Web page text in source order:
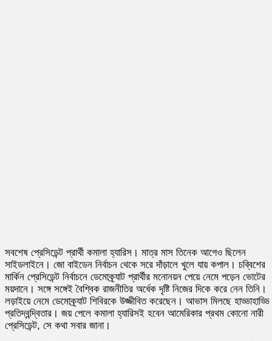
সবশেষ প্রেসিডেন্ট প্রার্থী কমালা হ্যারিস। মাত্র মাস তিনেক আগেও ছিলেন
সাইডলাইনে। জো বাইডেন নির্বাচন থেকে সরে দাঁড়ালে খুলে যায় কপাল। চব্বিশের
মার্কিন প্রেসিডেন্ট নির্বাচনে ডেমোক্র্যাট প্রার্থীর মনোনয়ন পেয়ে নেমে পড়েন ভোটের
ময়দানে। সঙ্গে সঙ্গেই বৈশ্বিক রাজনীতির অর্ধেক দৃষ্টি নিজের দিকে করে নেন তিনি।
লড়াইয়ে নেমে ডেমোক্র্যাট শিবিরকে উজ্জীবিত করেছেন। আভাস মিলছে হাড্ডাহাড্ডি
প্রতিদ্বন্দ্বিতার। জয় পেলে কমালা হ্যারিসই হবেন আমেরিকার প্রথম কোনো নারী
প্রেসিডেন্ট, সে কথা সবার জানা।